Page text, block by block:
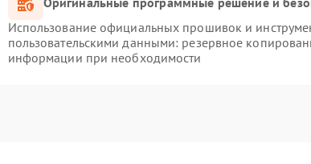
Использование официальных прошивок и
пользовательскими данными: резервное
информации при необходимости